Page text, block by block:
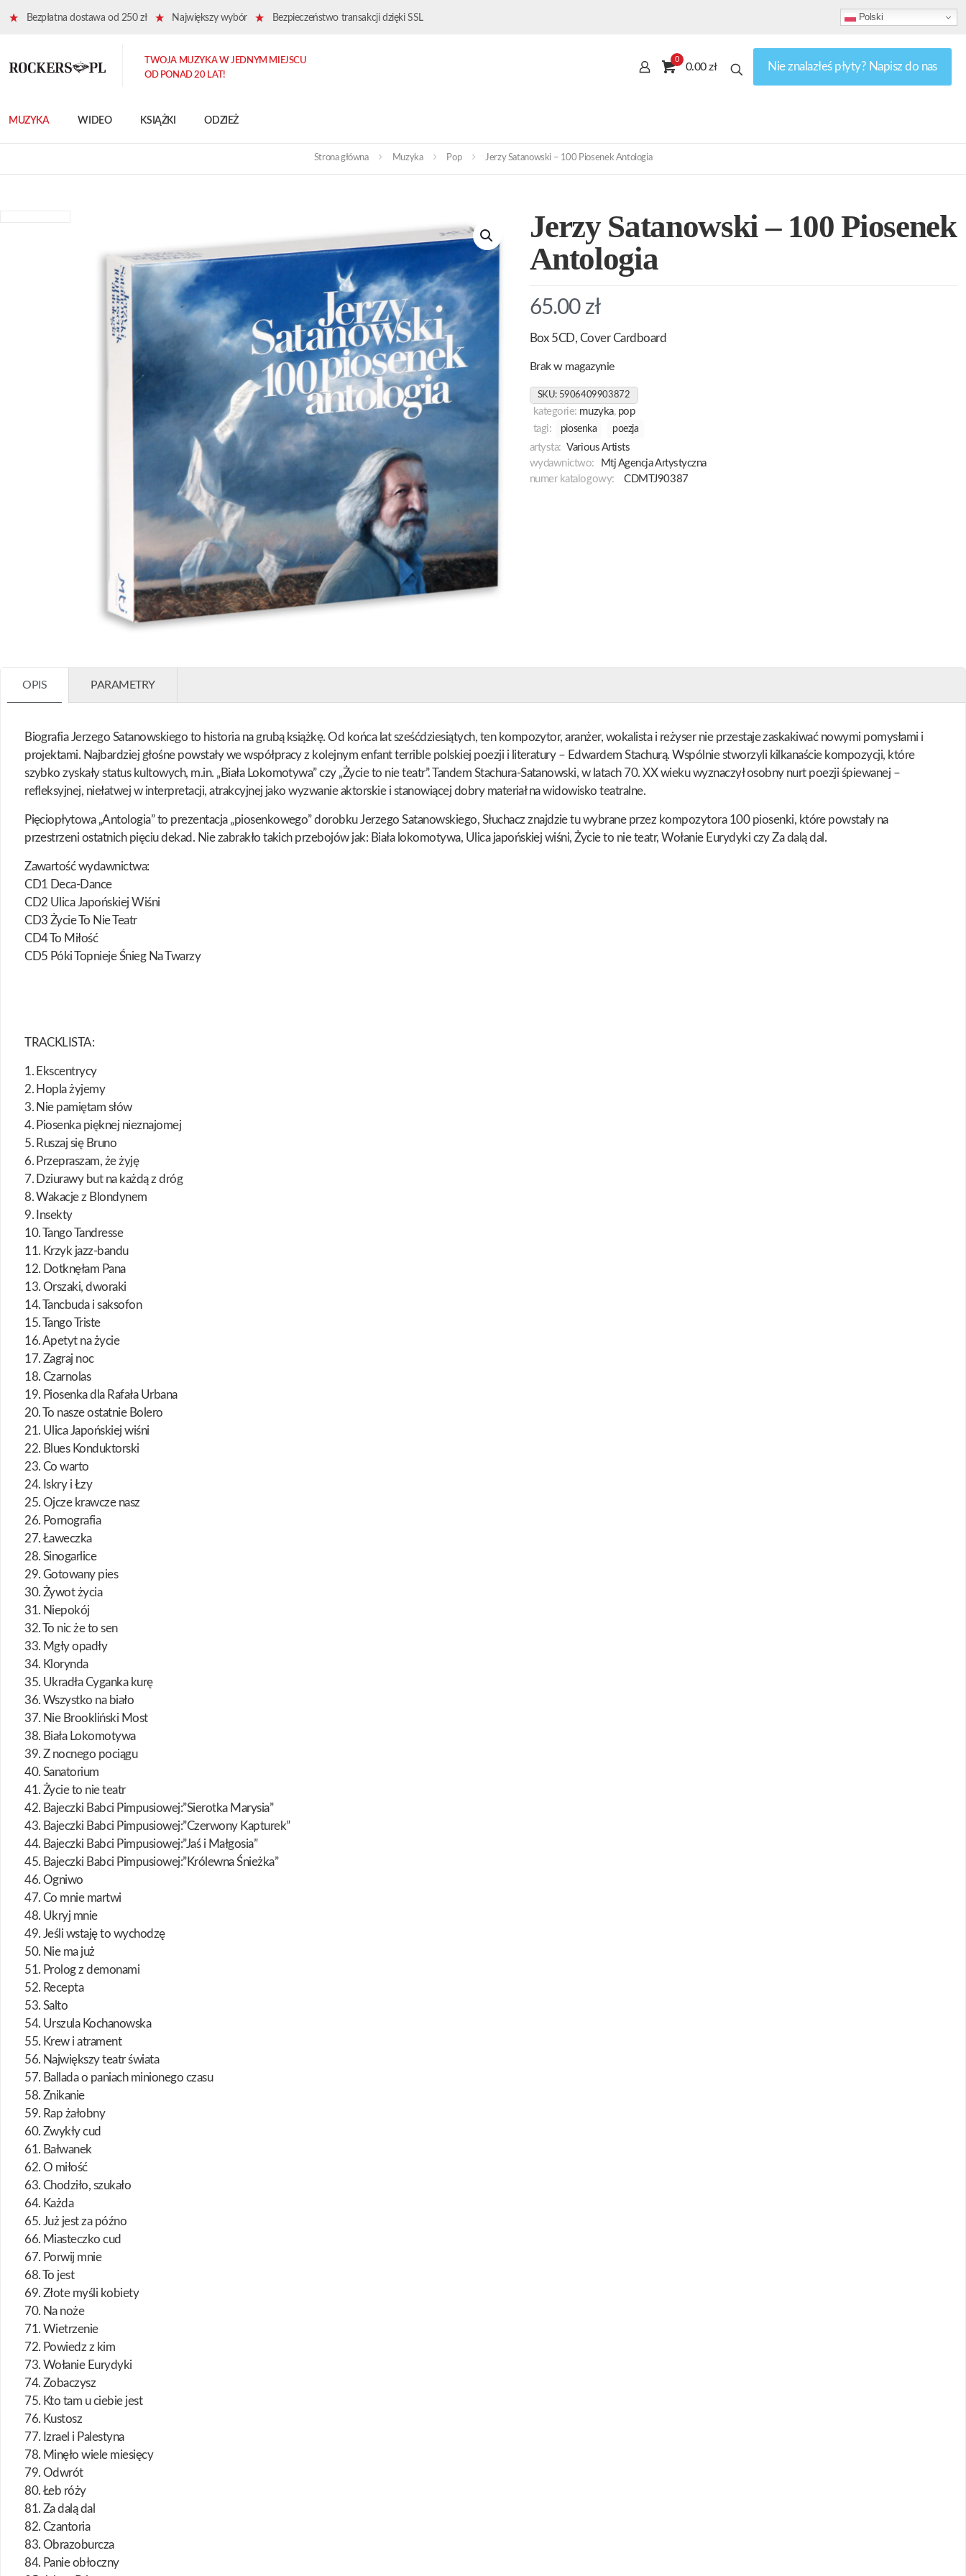
Bezpłatna dostawa od 250 zł Największy wybór Bezpieczeństwo transakcji dzięki SSL Polski
MUZYKA WIDEO KSIĄŻKI ODZIEŻ
TWOJA MUZYKA W JEDNYM MIEJSCU
OD PONAD 20 LAT!
0
0.00 zł Nie znalazłeś płyty? Napisz do nas
Strona główna Muzyka Pop Jerzy Satanowski – 100 Piosenek Antologia
Jerzy Satanowski – 100 Piosenek
Antologia
65.00 zł
Box 5CD, Cover Cardboard
Brak w magazynie
SKU: 5906409903872
kategorie: muzyka, pop
tagi:
piosenka poezja
artysta: Various Artists
wydawnictwo:
Mtj Agencja Artystyczna
numer katalogowy:
CDMTJ90387
OPIS PARAMETRY
Biografia Jerzego Satanowskiego to historia na grubą książkę. Od końca lat sześćdziesiątych, ten kompozytor, aranżer, wokalista i reżyser nie przestaje zaskakiwać nowymi pomysłami i
projektami. Najbardziej głośne powstały we współpracy z kolejnym enfant terrible polskiej poezji i literatury – Edwardem Stachurą. Wspólnie stworzyli kilkanaście kompozycji, które
szybko zyskały status kultowych, m.in. „Biała Lokomotywa” czy „Życie to nie teatr”. Tandem Stachura-Satanowski, w latach 70. XX wieku wyznaczył osobny nurt poezji śpiewanej –
refleksyjnej, niełatwej w interpretacji, atrakcyjnej jako wyzwanie aktorskie i stanowiącej dobry materiał na widowisko teatralne.
Pięciopłytowa „Antologia” to prezentacja „piosenkowego” dorobku Jerzego Satanowskiego, Słuchacz znajdzie tu wybrane przez kompozytora 100 piosenki, które powstały na
przestrzeni ostatnich pięciu dekad. Nie zabrakło takich przebojów jak: Biała lokomotywa, Ulica japońskiej wiśni, Życie to nie teatr, Wołanie Eurydyki czy Za dalą dal.
Zawartość wydawnictwa:
CD1 Deca-Dance
CD2 Ulica Japońskiej Wiśni
CD3 Życie To Nie Teatr
CD4 To Miłość
CD5 Póki Topnieje Śnieg Na Twarzy
TRACKLISTA:
1. Ekscentrycy
2. Hopla żyjemy
3. Nie pamiętam słów
4. Piosenka pięknej nieznajomej
5. Ruszaj się Bruno
6. Przepraszam, że żyję
7. Dziurawy but na każdą z dróg
8. Wakacje z Blondynem
9. Insekty
10. Tango Tandresse
11. Krzyk jazz-bandu
12. Dotknęłam Pana
13. Orszaki, dworaki
14. Tancbuda i saksofon
15. Tango Triste
16. Apetyt na życie
17. Zagraj noc
18. Czarnolas
19. Piosenka dla Rafała Urbana
20. To nasze ostatnie Bolero
21. Ulica Japońskiej wiśni
22. Blues Konduktorski
23. Co warto
24. Iskry i Łzy
25. Ojcze krawcze nasz
26. Pornografia
27. Ławeczka
28. Sinogarlice
29. Gotowany pies
30. Żywot życia
31. Niepokój
32. To nic że to sen
33. Mgły opadły
34. Klorynda
35. Ukradła Cyganka kurę
36. Wszystko na biało
37. Nie Brookliński Most
38. Biała Lokomotywa
39. Z nocnego pociągu
40. Sanatorium
41. Życie to nie teatr
42. Bajeczki Babci Pimpusiowej:”Sierotka Marysia”
43. Bajeczki Babci Pimpusiowej:”Czerwony Kapturek”
44. Bajeczki Babci Pimpusiowej:”Jaś i Małgosia”
45. Bajeczki Babci Pimpusiowej:”Królewna Śnieżka”
46. Ogniwo
47. Co mnie martwi
48. Ukryj mnie
49. Jeśli wstaję to wychodzę
50. Nie ma już
51. Prolog z demonami
52. Recepta
53. Salto
54. Urszula Kochanowska
55. Krew i atrament
56. Największy teatr świata
57. Ballada o paniach minionego czasu
58. Znikanie
59. Rap żałobny
60. Zwykły cud
61. Bałwanek
62. O miłość
63. Chodziło, szukało
64. Każda
65. Już jest za późno
66. Miasteczko cud
67. Porwij mnie
68. To jest
69. Złote myśli kobiety
70. Na noże
71. Wietrzenie
72. Powiedz z kim
73. Wołanie Eurydyki
74. Zobaczysz
75. Kto tam u ciebie jest
76. Kustosz
77. Izrael i Palestyna
78. Minęło wiele miesięcy
79. Odwrót
80. Łeb róży
81. Za dalą dal
82. Czantoria
83. Obrazoburcza
84. Panie obłoczny